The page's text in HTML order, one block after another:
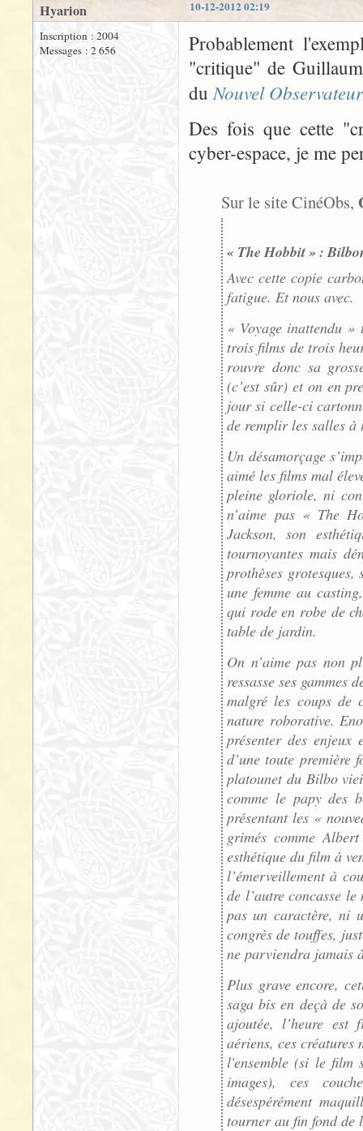
10-12-2012 02:19
Hyarion
Inscription : 2004
Messages : 2 656
Probablement
"critique" de
duNouvel Observateur
Des fois que cette
cyber-espace, je me
Sur le site CinéObs,
« The Hobbit » :
Avec cette copie
fatigue. Et nous avec.
« Voyage inattendu
trois films de trois
rouvre donc sa
(c’est sûr) et on en
jour si celle-ci
de remplir les salles à
Un désamorçage
aimé les films mal
pleine gloriole, ni
n’aime pas « The
Jackson, son
tournoyantes mais
prothèses
une femme au
qui rode en robe de
table de jardin.
On n’aime pas non
ressasse ses
malgré les coups de
nature roborative.
présenter des enjeux
d’une toute première
platounet du Bilbo
comme le papy des
présentant les «
grimés comme
esthétique du film à
l’émerveillement à
de l’autre concasse
pas un caractère, ni
congrès de touffes,
ne parviendra jamais
Plus grave encore,
saga bis en deçà de
ajoutée, l’heure est
aériens, ces
l'ensemble (si le film
images), ces
désespérément
tourner au fin fond de